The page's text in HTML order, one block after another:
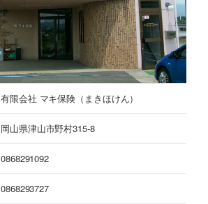
有限会社 マキ保険（まきほけん）
岡山県津山市野村315-8
0868291092
0868293727